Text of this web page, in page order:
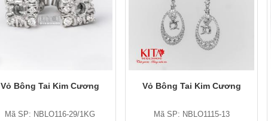
Vỏ Bông Tai Kim Cương
Mã SP: NBLO116-29/1KG
Vỏ Bông Tai Kim Cương
Mã SP: NBLO1115-13